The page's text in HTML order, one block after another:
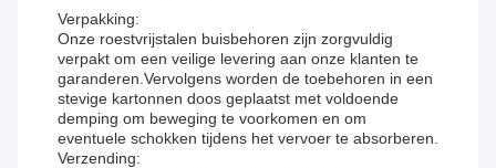
Verpakking:
Onze roestvrijstalen buisbehoren zijn zorgvuldig
verpakt om een veilige levering aan onze klanten te
garanderen.Vervolgens worden de toebehoren in een
stevige kartonnen doos geplaatst met voldoende
demping om beweging te voorkomen en om
eventuele schokken tijdens het vervoer te absorberen.
Verzending: